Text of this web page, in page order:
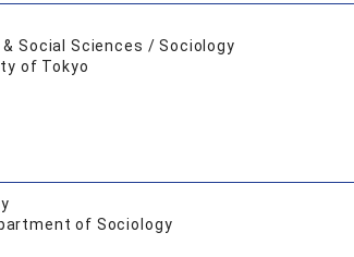
Social Sciences / Sociology
of Tokyo
of Sociology